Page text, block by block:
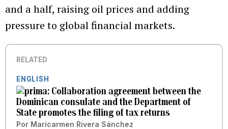
and a half, raising oil prices and adding
pressure to global financial markets.
RELATED
ENGLISH
Collaboration agreement between the
Dominican consulate and the Department of
State promotes the filing of tax returns
Por Maricarmen Rivera Sánchez